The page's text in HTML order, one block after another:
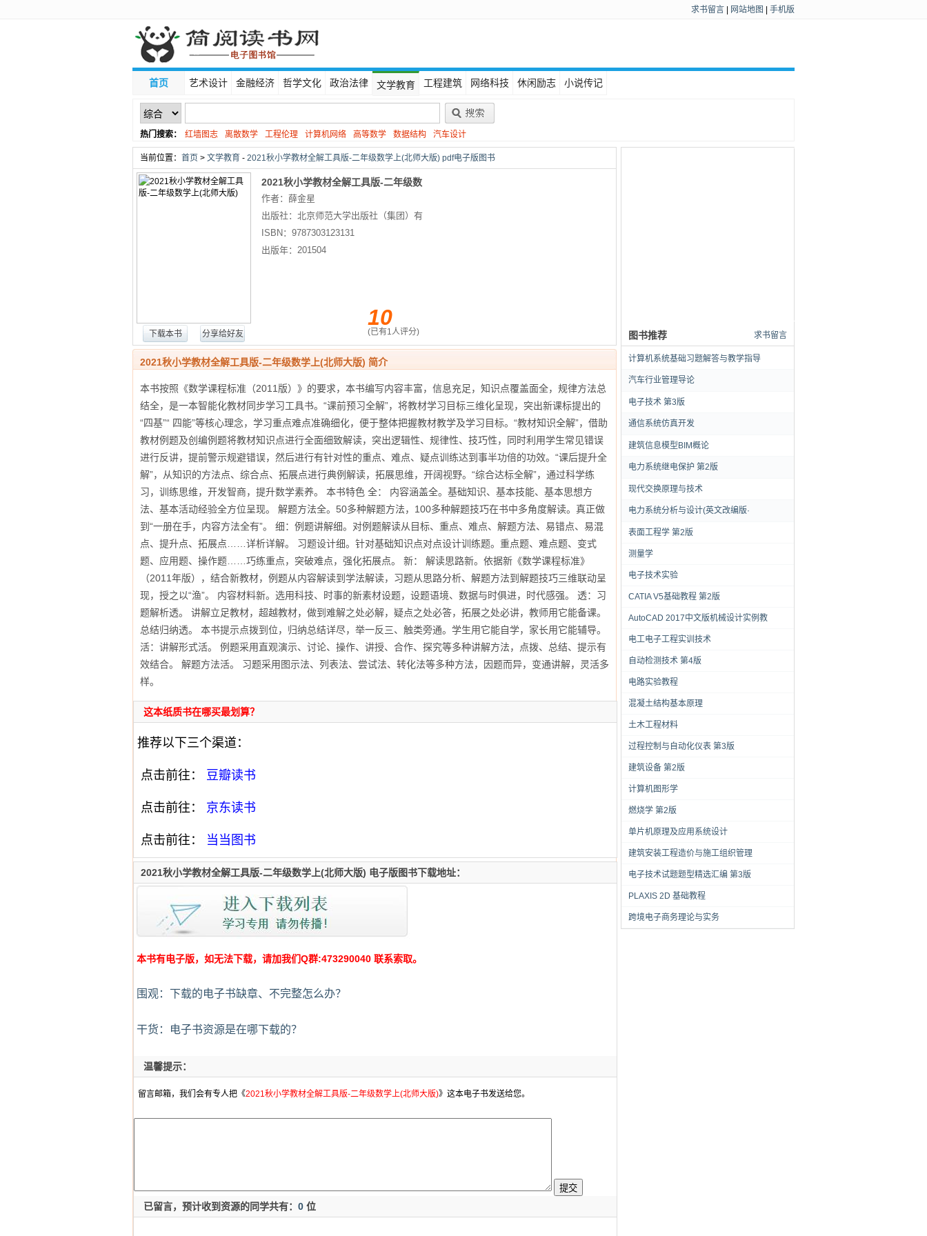
求书留言 网站地图 手机版
首页 艺术设计 金融经济 哲学文化 政治法律 文学教育 工程建筑 网络科技 休闲励志 小说传记
热门搜索： 红墙图志 离散数学 工程伦理 计算机网络 高等数学 数据结构
汽车设计
线性代数
当前位置： 首页 > 文学教育 - 2021秋小学教材全解工具版-二年级数学上(北师大版) pdf电子版图书
下载本书 分享给好友
2021秋小学教材全解工具版-二年级数
学上(北师大版)
作者：薛金星
出版社： 北京师范大学出版社（集团）有
限公司
ISBN： 9787303123131
出版年： 201504
10
(已有1人评分) 求书留言
图书推荐
计算机系统基础习题解答与教学指导
汽车行业管理导论
电子技术 第3版
通信系统仿真开发
建筑信息模型BIM概论
电力系统继电保护 第2版
现代交换原理与技术
电力系统分析与设计(英文改编版·
表面工程学 第2版
测量学
电子技术实验
CATIA V5基础教程 第2版
AutoCAD 2017中文版机械设计实例教
电工电子工程实训技术
自动检测技术 第4版
电路实验教程
混凝土结构基本原理
土木工程材料
过程控制与自动化仪表 第3版
建筑设备 第2版
计算机图形学
燃烧学 第2版
单片机原理及应用系统设计
建筑安装工程造价与施工组织管理
电子技术试题题型精选汇编 第3版
PLAXIS 2D 基础教程
跨境电子商务理论与实务
2021秋小学教材全解工具版-二年级数学上(北师大版) 简介
本书按照《数学课程标准（2011版）》的要求，本书编写内容丰富，信息充足，知识点覆盖面全，规律方法总
结全，是一本智能化教材同步学习工具书。“课前预习全解”，将教材学习目标三维化呈现，突出新课标提出的
“四基”“ 四能”等核心理念，学习重点难点准确细化，便于整体把握教材教学及学习目标。“教材知识全解”，借助
教材例题及创编例题将教材知识点进行全面细致解读，突出逻辑性、规律性、技巧性，同时利用学生常见错误
进行反讲，提前警示规避错误，然后进行有针对性的重点、难点、疑点训练达到事半功倍的功效。“课后提升全
解”，从知识的方法点、综合点、拓展点进行典例解读，拓展思维，开阔视野。“综合达标全解”，通过科学练
习，训练思维，开发智商，提升数学素养。 本书特色 全： 内容涵盖全。基础知识、基本技能、基本思想方
法、基本活动经验全方位呈现。 解题方法全。50多种解题方法，100多种解题技巧在书中多角度解读。真正做
到“一册在手，内容方法全有”。 细：例题讲解细。对例题解读从目标、重点、难点、解题方法、易错点、易混
点、提升点、拓展点……详析详解。 习题设计细。针对基础知识点对点设计训练题。重点题、难点题、变式
题、应用题、操作题……巧练重点，突破难点，强化拓展点。 新： 解读思路新。依据新《数学课程标准》
（2011年版），结合新教材，例题从内容解读到学法解读，习题从思路分析、解题方法到解题技巧三维联动呈
现，授之以“渔”。 内容材料新。选用科技、时事的新素材设题，设题语境、数据与时俱进，时代感强。 透：习
题解析透。 讲解立足教材，超越教材，做到难解之处必解，疑点之处必答，拓展之处必讲，教师用它能备课。
总结归纳透。 本书提示点拨到位，归纳总结详尽，举一反三、触类旁通。学生用它能自学，家长用它能辅导。
活：讲解形式活。 例题采用直观演示、讨论、操作、讲授、合作、探究等多种讲解方法，点拨、总结、提示有
效结合。 解题方法活。 习题采用图示法、列表法、尝试法、转化法等多种方法，因题而异，变通讲解，灵活多
样。
这本纸质书在哪买最划算？
推荐以下三个渠道：
点击前往： 豆瓣读书
点击前往： 京东读书
点击前往： 当当图书
2021秋小学教材全解工具版-二年级数学上(北师大版) 电子版图书下载地址：
本书有电子版，如无法下载，请加我们Q群:473290040 联系索取。
围观：下载的电子书缺章、不完整怎么办？
干货：电子书资源是在哪下载的？
温馨提示：
留言邮箱，我们会有专人把《2021秋小学教材全解工具版-二年级数学上(北师大版)》这本电子书发送给您。
已留言，预计收到资源的同学共有： 0 位